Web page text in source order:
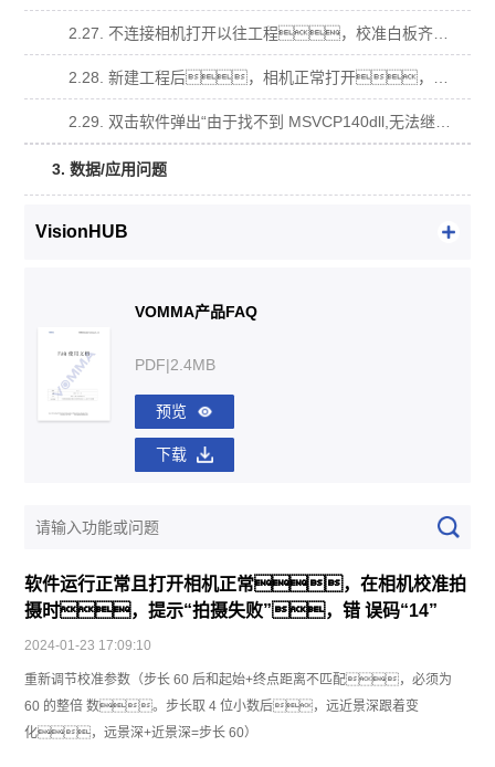
2.27. 不连接相机打开以往工程，校准白板齐全，导入原图计算不出数据？
2.28. 新建工程后，相机正常打开，相机视图有视频流，拍照算不出数据？
2.29. 双击软件弹出“由于找不到 MSVCP140dll,无法继续执行代码，需要安装程序可 能会解决此问题.”窗口？
3. 数据/应用问题
VisionHUB
VOMMA产品FAQ
PDF|2.4MB
预览
下载
软件运行正常且打开相机正常，在相机校准拍
摄时，提示“拍摄失败”，错 误码“14”
2024-01-23 17:09:10
重新调节校准参数（步长 60 后和起始+终点距离不匹配，必须为
60 的整倍 数。步长取 4 位小数后，远近景深跟着变
化，远景深+近景深=步长 60）